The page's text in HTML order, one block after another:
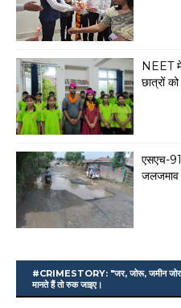
NEET
छात्रों
एसएच-91
जलजमाव
#CRIMESTORY: "जर, जोरू, जमीन जोर
मानते हैं तो रुक जाइए।